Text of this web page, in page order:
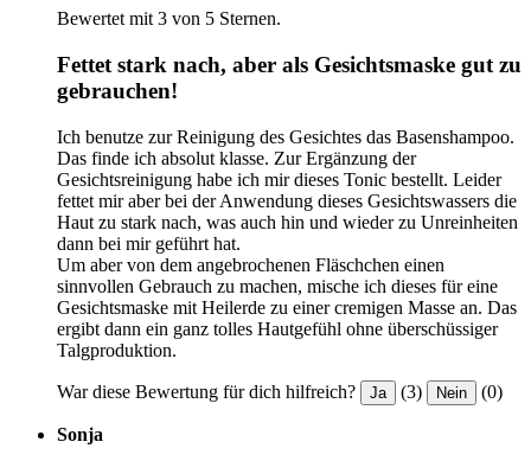
Bewertet mit 3 von 5 Sternen.
Fettet stark nach, aber als Gesichtsmaske gut zu
gebrauchen!
Ich benutze zur Reinigung des Gesichtes das Basenshampoo.
Das finde ich absolut klasse. Zur Ergänzung der
Gesichtsreinigung habe ich mir dieses Tonic bestellt. Leider
fettet mir aber bei der Anwendung dieses Gesichtswassers die
Haut zu stark nach, was auch hin und wieder zu Unreinheiten
dann bei mir geführt hat.
Um aber von dem angebrochenen Fläschchen einen
sinnvollen Gebrauch zu machen, mische ich dieses für eine
Gesichtsmaske mit Heilerde zu einer cremigen Masse an. Das
ergibt dann ein ganz tolles Hautgefühl ohne überschüssiger
Talgproduktion.
War diese Bewertung für dich hilfreich? Ja (3) Nein (0)
Sonja